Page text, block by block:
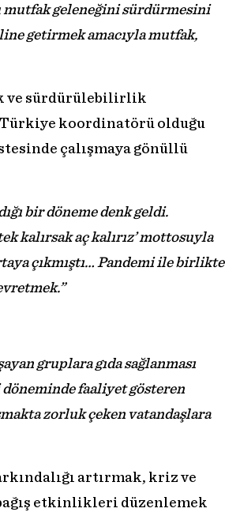
mutfak geleneğini sürdürmesini
getirmek amacıyla mutfak,
ve sürdürülebilirlik
koordinatörü olduğu
çalışmaya gönüllü
bir döneme denk geldi.
kalırsak aç kalırız’ mottosuyla
çıkmıştı… Pandemi ile birlikte
gruplara gıda sağlanması
faaliyet gösteren
zorluk çeken vatandaşlara
artırmak, kriz ve
etkinlikleri düzenlemek